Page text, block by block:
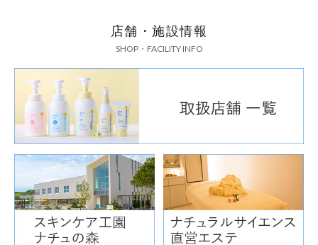
店舗・施設情報
SHOP・FACILITY INFO